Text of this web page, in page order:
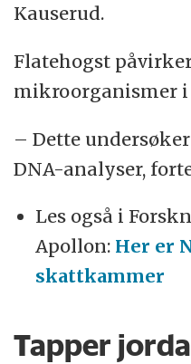
Kauserud.
Flatehogst
mikroorganismer i
– Dette
DNA-analyser,
Les også i
Apollon: Her er
skattkammer
Tapper